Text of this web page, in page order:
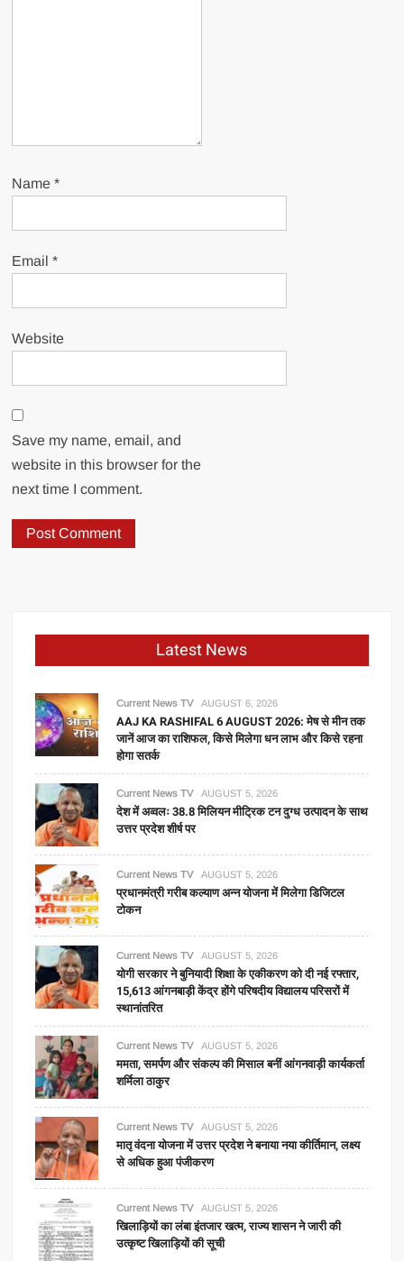
Name*
Email*
Website
Save my name, email, and
website in this browser for the
next time I comment.
Latest News
Current News TV AUGUST 6, 2026
AAJ KA RASHIFAL 6 AUGUST 2026: मेष से मीन तक
जानें आज का राशिफल, किसे मिलेगा धन लाभ और किसे रहना
होगा सतर्क
Current News TV AUGUST 5, 2026
देश में अव्वलः 38.8 मिलियन मीट्रिक टन दुग्ध उत्पादन के साथ
उत्तर प्रदेश शीर्ष पर
Current News TV AUGUST 5, 2026
प्रधानमंत्री गरीब कल्याण अन्न योजना में मिलेगा डिजिटल
टोकन
Current News TV AUGUST 5, 2026
योगी सरकार ने बुनियादी शिक्षा के एकीकरण को दी नई रफ्तार,
15,613 आंगनबाड़ी केंद्र होंगे परिषदीय विद्यालय परिसरों में
स्थानांतरित
Current News TV AUGUST 5, 2026
ममता, समर्पण और संकल्प की मिसाल बनीं आंगनवाड़ी कार्यकर्ता
शर्मिला ठाकुर
Current News TV AUGUST 5, 2026
मातृ वंदना योजना में उत्तर प्रदेश ने बनाया नया कीर्तिमान, लक्ष्य
से अधिक हुआ पंजीकरण
Current News TV AUGUST 5, 2026
खिलाड़ियों का लंबा इंतजार खत्म, राज्य शासन ने जारी की
उत्कृष्ट खिलाड़ियों की सूची